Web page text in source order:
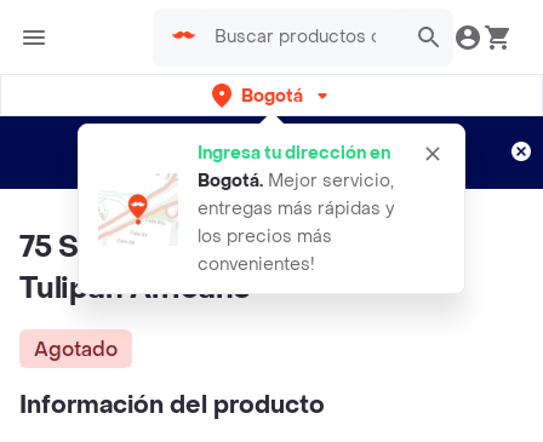
Bogotá
Ingresa tu dirección en
Bogotá. Mejor servicio,
entregas más rápidas y
los precios más
convenientes!
envíos gratis por semanas
Aplican TyC
75 Semillas Orgánicas De Árbol
Tulipán Africano
Agotado
Información del producto